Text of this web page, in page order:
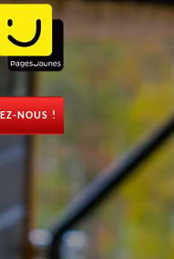
NOUS !